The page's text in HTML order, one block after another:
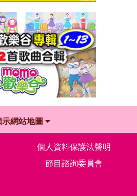
示網站地圖
個人資料保護法聲明
節目諮詢委員會